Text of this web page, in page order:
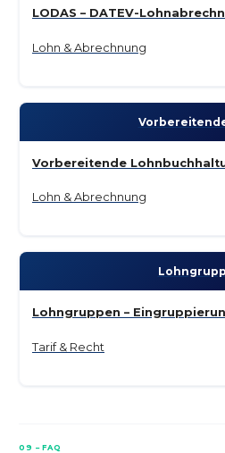
LODAS – DATEV-
Lohn & Abrechnung
Vorbereitende
Lohn & Abrechnung
Lohngruppen –
Tarif & Recht
09 – FAQ